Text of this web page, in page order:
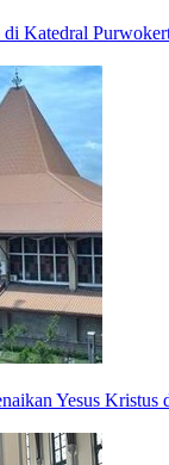
di Katedral
Yesus Kristus